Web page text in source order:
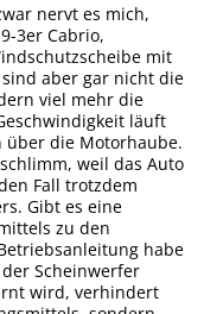
nervt es mich,
3er Cabrio,
mit
aber gar nicht die
viel mehr die
läuft
über die Motorhaube.
weil das Auto
Fall trotzdem
Gibt es eine
zu den
habe
Scheinwerfer
wird, verhindert